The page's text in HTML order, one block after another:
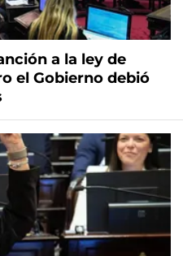
a la ley de
el Gobierno debió